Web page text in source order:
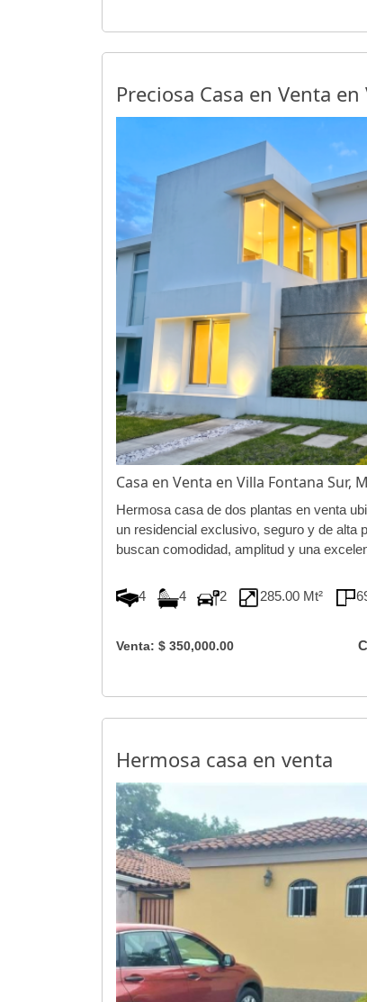
Preciosa Casa en Venta
Casa en Venta en Villa Fontana Sur,
Hermosa casa de dos plantas en venta
un residencial exclusivo, seguro y de alta
buscan comodidad, amplitud y una
4 4 2 285.00 Mt²
Venta: $ 350,000.00
Hermosa casa en venta